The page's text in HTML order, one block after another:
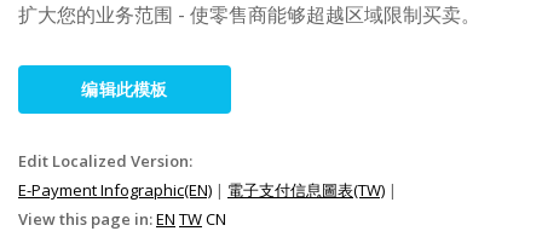
扩大您的业务范围 - 使零售商能够超越区域限制买卖。
编辑此模板
Edit Localized Version:
E-Payment Infographic(EN) | 電子支付信息圖表(TW) |
View this page in:EN TWCN